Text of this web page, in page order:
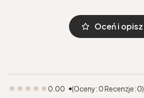
Oceń i opisz
0.00 (Oceny: 0 Recenzje: 0)